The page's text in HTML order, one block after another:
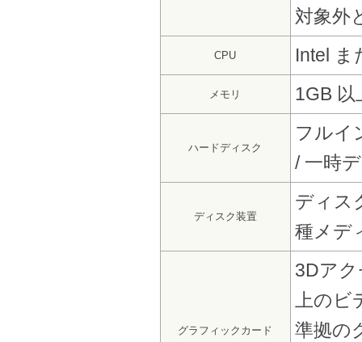
対象外
CPU Intel ま
メモリ 1GB 以
ハードディスク
フルイ
/ 一時
ディスク装置
ディス
種メデ
グラフィックカード
3Dア
上の
準拠の